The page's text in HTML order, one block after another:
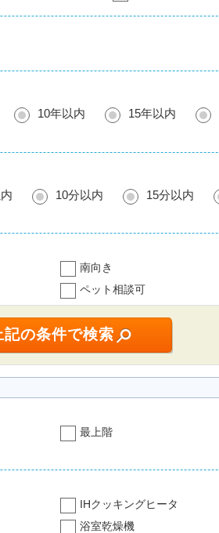
10年以内 15年以内
10分以内 15分以内
南向き
ペット相談可
最上階
IHクッキングヒータ
浴室乾燥機